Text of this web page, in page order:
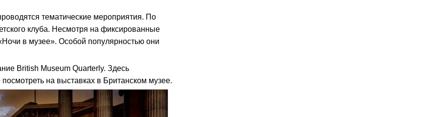
тематические мероприятия. По
клуба. Несмотря на фиксированные
в музее». Особой популярностью они
British Museum Quarterly. Здесь
на выставках в Британском музее.